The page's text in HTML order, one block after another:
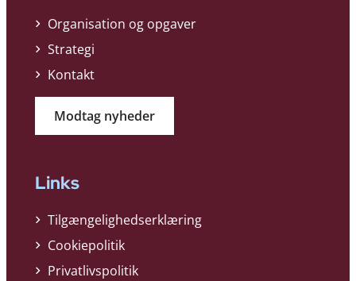
Organisation og opgaver
Strategi
Kontakt
Modtag nyheder
Links
Tilgængelighedserklæring
Cookiepolitik
Privatlivspolitik